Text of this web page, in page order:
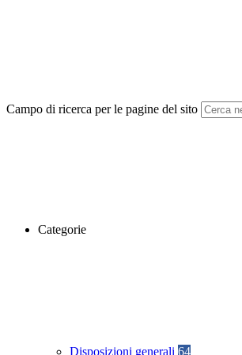
Campo di ricerca per le pagine del sito
Categorie
Disposizioni generali 64